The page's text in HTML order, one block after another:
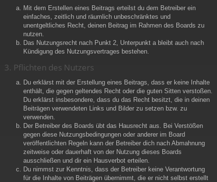
Mit dem Erstellen eines Beitrags erteilst du dem Betreiber ein
einfaches, zeitlich und räumlich unbeschränktes und
unentgeltliches Recht, deinen Beitrag im Rahmen des Boards zu
nutzen.
Das Nutzungsrecht nach Punkt 2, Unterpunkt a bleibt auch nach
Kündigung des Nutzungsvertrages bestehen.
3. Pflichten des Nutzers
Du erklärst mit der Erstellung eines Beitrags, dass er keine Inhalte
enthält, die gegen geltendes Recht oder die guten Sitten verstoßen.
Du erklärst insbesondere, dass du das Recht besitzt, die in deinen
Beiträgen verwendeten Links und Bilder zu setzen bzw. zu
verwenden.
Der Betreiber des Boards übt das Hausrecht aus. Bei Verstößen
gegen diese Nutzungsbedingungen oder anderer im Board
veröffentlichten Regeln kann der Betreiber dich nach Abmahnung
zeitweise oder dauerhaft von der Nutzung dieses Boards
ausschließen und dir ein Hausverbot erteilen.
Du nimmst zur Kenntnis, dass der Betreiber keine Verantwortung
für die Inhalte von Beiträgen übernimmt, die er nicht selbst erstellt